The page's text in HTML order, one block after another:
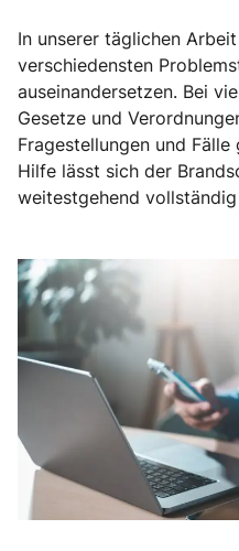
In unserer täglichen
verschiedensten
auseinandersetzen. Bei
Gesetze und
Fragestellungen und
Hilfe lässt sich der
weitestgehend